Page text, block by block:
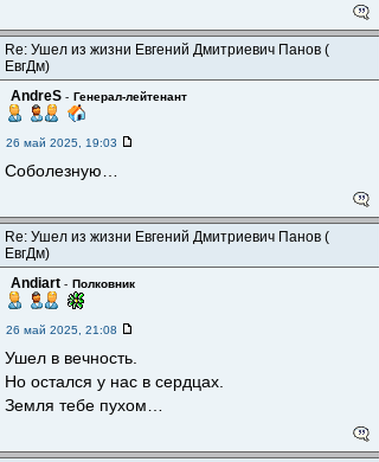
Re: Ушел из жизни Евгений Дмитриевич Панов (
ЕвгДм)
AndreS - Генерал-лейтенант
26 май 2025, 19:03
Соболезную…
Re: Ушел из жизни Евгений Дмитриевич Панов (
ЕвгДм)
Andiart - Полковник
26 май 2025, 21:08
Ушел в вечность.
Но остался у нас в сердцах.
Земля тебе пухом…